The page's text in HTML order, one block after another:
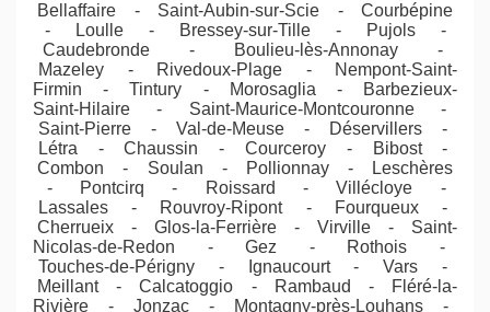
Bellaffaire - Saint-Aubin-sur-Scie - Courbépine
- Loulle - Bressey-sur-Tille - Pujols -
Caudebronde - Boulieu-lès-Annonay -
Mazeley - Rivedoux-Plage - Nempont-Saint-
Firmin - Tintury - Morosaglia - Barbezieux-
Saint-Hilaire - Saint-Maurice-Montcouronne -
Saint-Pierre - Val-de-Meuse - Déservillers -
Létra - Chaussin - Courceroy - Bibost -
Combon - Soulan - Pollionnay - Leschères
- Pontcirq - Roissard - Villécloye -
Lassales - Rouvroy-Ripont - Fourqueux -
Cherrueix - Glos-la-Ferrière - Virville - Saint-
Nicolas-de-Redon - Gez - Rothois -
Touches-de-Périgny - Ignaucourt - Vars -
Meillant - Calcatoggio - Rambaud - Fléré-la-
Rivière - Jonzac - Montagny-près-Louhans -